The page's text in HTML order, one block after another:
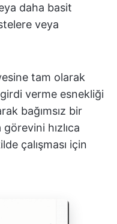
daha basit
veya
tam olarak
verme esnekliği
bağımsız bir
hızlıca
çalışması için